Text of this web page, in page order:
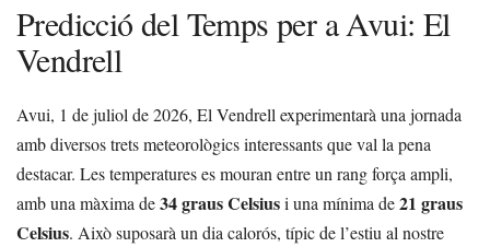
Predicció del Temps per a Avui: El
Vendrell
Avui, 1 de juliol de 2026, El Vendrell experimentarà una jornada
amb diversos trets meteorològics interessants que val la pena
destacar. Les temperatures es mouran entre un rang força ampli,
amb una màxima de34 graus Celsiusi una mínima de21 graus
Celsius. Això suposarà un dia calorós, típic de l’estiu al nostre